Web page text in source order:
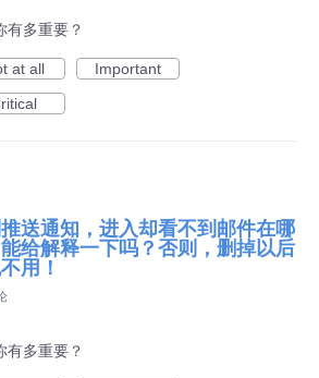
有多重要？
at all
Important
送通知，进入却看不到邮件在哪
给解释一下吗？否则，删掉以后
用！
有多重要？